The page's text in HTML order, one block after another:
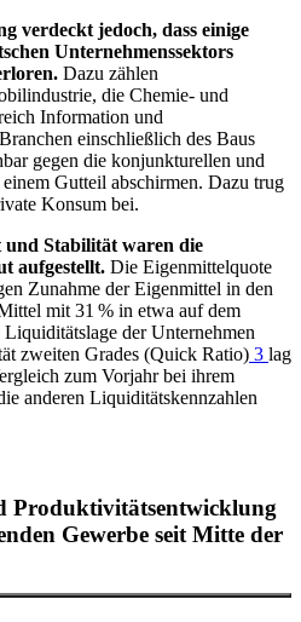
verdeckt jedoch, dass einige
Unternehmenssektors
Dazu zählen
die Chemie- und
Information und
einschließlich des Baus
gegen die konjunkturellen und
Gutteil abschirmen. Dazu trug
Konsum bei.
Stabilität waren die
aufgestellt. Die Eigenmittelquote
Zunahme der Eigenmittel in den
mit 31 % in etwa auf dem
der Unternehmen
zweiten Grades (Quick Ratio) 3 lag
zum Vorjahr bei ihrem
anderen Liquiditätskennzahlen
Produktivitätsentwicklung
Gewerbe seit Mitte der